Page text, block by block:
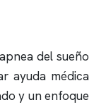
apnea del sueño
ayuda médica
y un enfoque